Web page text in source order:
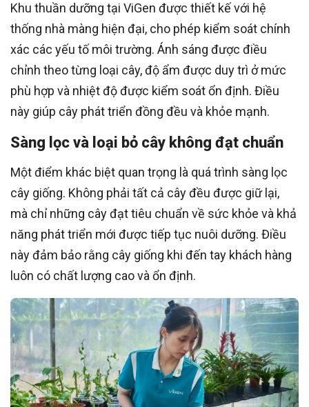
Khu thuần dưỡng tại ViGen được thiết kế với hệ
thống nhà màng hiện đại, cho phép kiểm soát chính
xác các yếu tố môi trường. Ánh sáng được điều
chỉnh theo từng loại cây, độ ẩm được duy trì ở mức
phù hợp và nhiệt độ được kiểm soát ổn định. Điều
này giúp cây phát triển đồng đều và khỏe mạnh.
Sàng lọc và loại bỏ cây không đạt chuẩn
Một điểm khác biệt quan trọng là quá trình sàng lọc
cây giống. Không phải tất cả cây đều được giữ lại,
mà chỉ những cây đạt tiêu chuẩn về sức khỏe và khả
năng phát triển mới được tiếp tục nuôi dưỡng. Điều
này đảm bảo rằng cây giống khi đến tay khách hàng
luôn có chất lượng cao và ổn định.